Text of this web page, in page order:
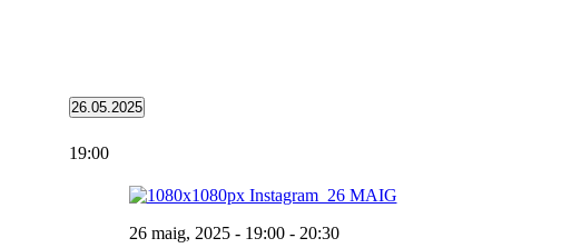
26.05.2025
una
19:00
26 maig, 2025 - 19:00- 20:30